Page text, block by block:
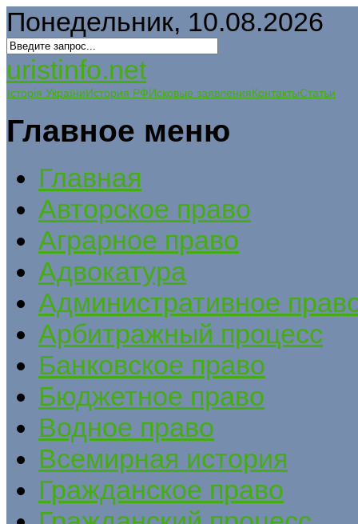
Понедельник, 10.08.2026
uristinfo.net
Історія УкраїниИстория РФИсковые заявленияКонтактыСтатьи
Главное меню
Главная
Авторское право
Аграрное право
Адвокатура
Административное
Арбитражный процесс
Банковское право
Бюджетное право
Водное право
Всемирная история
Гражданское право